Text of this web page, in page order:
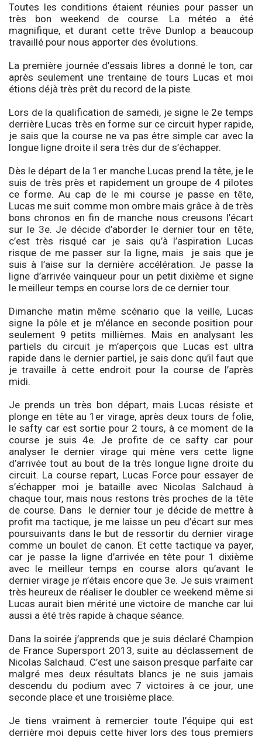
Toutes les conditions étaient réunies pour passer un
très bon weekend de course. La météo a été
magnifique, et durant cette trêve Dunlop a beaucoup
travaillé pour nous apporter des évolutions.
La première journée d’essais libres a donné le ton, car
après seulement une trentaine de tours Lucas et moi
étions déjà très prêt du record de la piste.
Lors de la qualification de samedi, je signe le 2e temps
derrière Lucas très en forme sur ce circuit hyper rapide,
je sais que la course ne va pas être simple car avec la
longue ligne droite il sera très dur de s’échapper.
Dès le départ de la 1er manche Lucas prend la tête, je le
suis de très près et rapidement un groupe de 4 pilotes
ce forme. Au cap de le mi course je passe en tête,
Lucas me suit comme mon ombre mais grâce à de très
bons chronos en fin de manche nous creusons l’écart
sur le 3e. Je décide d’aborder le dernier tour en tête,
c’est très risqué car je sais qu’à l’aspiration Lucas
risque de me passer sur la ligne, mais je sais que je
suis à l’aise sur la dernière accélération. Je passe la
ligne d’arrivée vainqueur pour un petit dixième et signe
le meilleur temps en course lors de ce dernier tour.
Dimanche matin même scénario que la veille, Lucas
signe la pôle et je m’élance en seconde position pour
seulement 9 petits millièmes. Mais en analysant les
partiels du circuit je m’aperçois que Lucas est ultra
rapide dans le dernier partiel, je sais donc qu’il faut que
je travaille à cette endroit pour la course de l’après
midi.
Je prends un très bon départ, mais Lucas résiste et
plonge en tête au 1er virage, après deux tours de folie,
le safty car est sortie pour 2 tours, à ce moment de la
course je suis 4e. Je profite de ce safty car pour
analyser le dernier virage qui mène vers cette ligne
d’arrivée tout au bout de la très longue ligne droite du
circuit. La course repart, Lucas Force pour essayer de
s’échapper moi je bataille avec Nicolas Salchaud à
chaque tour, mais nous restons très proches de la tête
de course. Dans le dernier tour je décide de mettre à
profit ma tactique, je me laisse un peu d’écart sur mes
poursuivants dans le but de ressortir du dernier virage
comme un boulet de canon. Et cette tactique va payer,
car je passe la ligne d’arrivée en tête pour 1 dixième
avec le meilleur temps en course alors qu’avant le
dernier virage je n’étais encore que 3e. Je suis vraiment
très heureux de réaliser le doubler ce weekend même si
Lucas aurait bien mérité une victoire de manche car lui
aussi a été très rapide à chaque séance.
Dans la soirée j’apprends que je suis déclaré Champion
de France Supersport 2013, suite au déclassement de
Nicolas Salchaud. C’est une saison presque parfaite car
malgré mes deux résultats blancs je ne suis jamais
descendu du podium avec 7 victoires à ce jour, une
seconde place et une troisième place.
Je tiens vraiment à remercier toute l’équipe qui est
derrière moi depuis cette hiver lors des tous premiers